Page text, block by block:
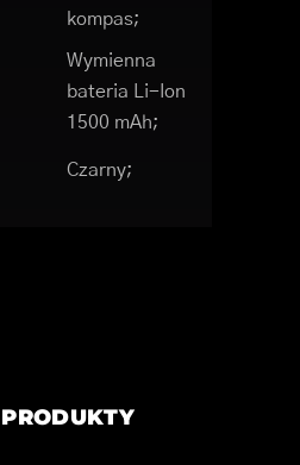
kompas;
Wymienna
bateria Li-Ion
1500 mAh;
Czarny;